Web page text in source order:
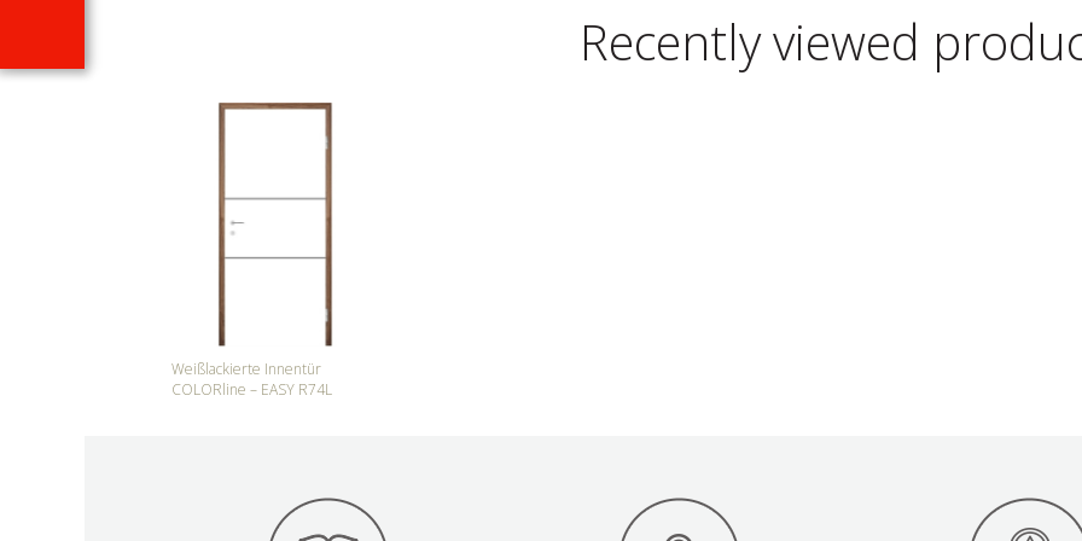
Recently viewed
Weißlackierte Innentür
COLORline – EASY R74L